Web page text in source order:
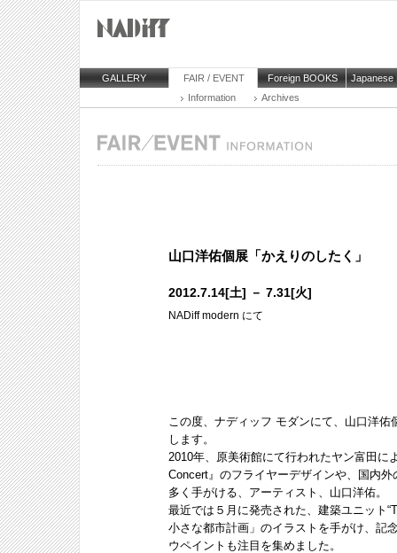
GALLERY FAIR / EVENT Foreign BOOKS
Japanese
Information
Archives
山口洋佑個展「かえりのしたく」
2012.7.14[土] － 7.31[火]
NADiff modern にて
この度、ナディッフ モダンにて、山口洋
します。
2010年、原美術館にて行われたヤン富田に
Concert』のフライヤーデザインや、国内
多く手がける、アーティスト、山口洋佑。
最近では５月に発売された、建築ユニット
小さな都市計画」のイラストを手がけ、記
ウペイントも注目を集めました。